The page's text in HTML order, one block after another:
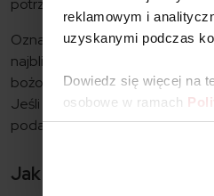
reklamowym i
uzyskanymi podczas
Dowiedz się więcej na
osobowe w ramach
Oznacza to, że najwięcej, bo
najbliższych. Niewiele mniej,
bożonarodzeniowych. Z kolei
Jeśli chodzi o prezenty, to dla
podarunkiem dla mężczyzny
Jak kupują Polacy?